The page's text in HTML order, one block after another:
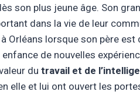
son plus jeune âge. Son
dans la vie de leur
Orléans lorsque son père
enfance de nouvelles
du travail et de
elle et lui ont ouvert les